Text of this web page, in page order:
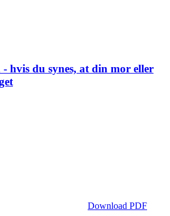
- hvis du synes, at din mor eller
Download PDF